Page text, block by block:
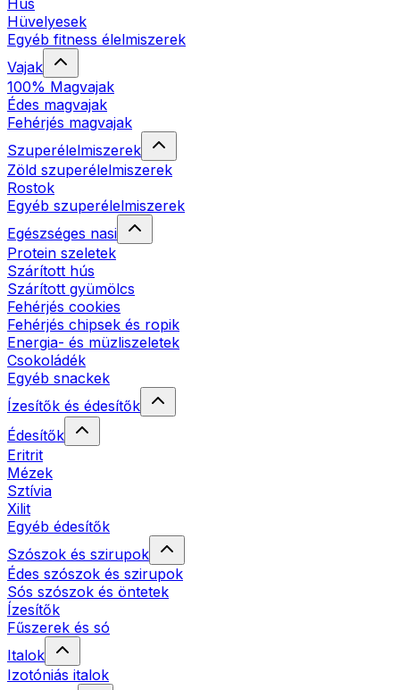
Hús
Hüvelyesek
Egyéb fitness élelmiszerek
Vajak
100% Magvajak
Édes magvajak
Fehérjés magvajak
Szuperélelmiszerek
Zöld szuperélelmiszerek
Rostok
Egyéb szuperélelmiszerek
Egészséges nasi
Protein szeletek
Szárított hús
Szárított gyümölcs
Fehérjés cookies
Fehérjés chipsek és ropik
Energia- és müzliszeletek
Csokoládék
Egyéb snackek
Ízesítők és édesítők
Édesítők
Eritrit
Mézek
Sztívia
Xilit
Egyéb édesítők
Szószok és szirupok
Édes szószok és szirupok
Sós szószok és öntetek
Ízesítők
Fűszerek és só
Italok
Izotóniás italok